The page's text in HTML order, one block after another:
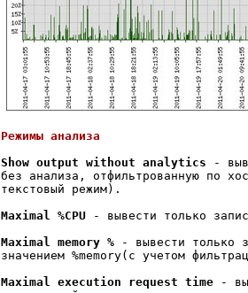
Show output without analytics -
без анализа, отфильтрованную по
текстовый режим).
Maximal %CPU - вывести только
Maximal memory % - вывести только
значением %memory(с учетом
Maximal execution request time -